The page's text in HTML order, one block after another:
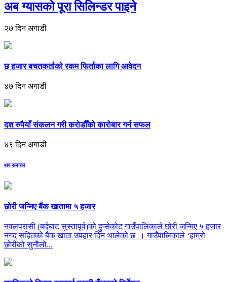
अब ग्यासको पूरा सिलिन्डर पाइने
२७ दिन अगाडी
छ हजार बचतकर्ताको रकम फिर्ताका लागि आवेदन
४७ दिन अगाडी
दश रुपैयाँ संकलन गरी करोडौँको कारोबार गर्न सफल
४९ दिन अगाडी
थप समाचर
छोरी जन्मिए बैंक खातामा ५ हजार
नवलपरासी (बर्दघाट सुस्तापूर्व)को हुप्सेकोट गाउँपालिकाले छोरी जन्मिए ५ हजार
नगद सहितको बैंक खाता उपहार दिन थालेको छ । गाउँपालिकाले ‘हाम्रो
छोरीको सुनौलो...